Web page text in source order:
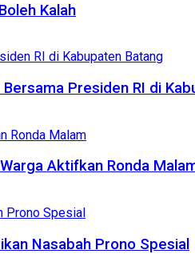
Kalah
Presiden RI di
Aktifkan Ronda
Nasabah Prono Spesial